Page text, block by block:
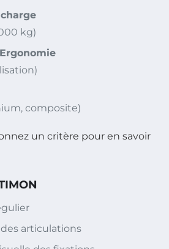
kg)
composite)
un critère pour en savoir
articulations